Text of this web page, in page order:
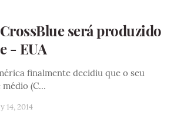
será produzido
- EUA
finalmente decidiu que o seu
médio (C…
14, 2014